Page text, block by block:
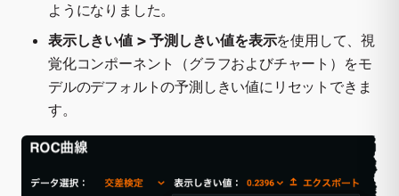
ようになりました。
表示しきい値 > 予測しきい値を表示を使用して、視
覚化コンポーネント（グラフおよびチャート）をモ
デルのデフォルトの予測しきい値にリセットできま
す。